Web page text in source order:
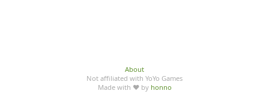
About
Not affiliated with YoYo Games
Made with ♥ by honno